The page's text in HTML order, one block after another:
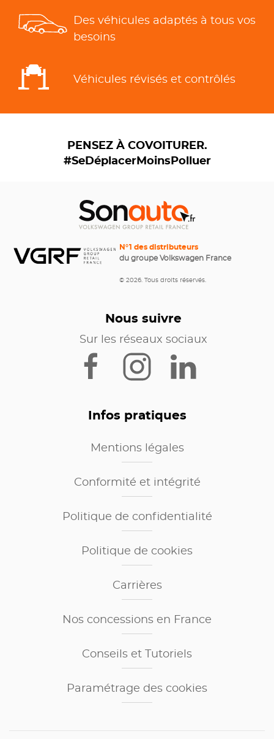
Des véhicules adaptés à tous vos
besoins
Véhicules révisés et contrôlés
PENSEZ À COVOITURER.
#SeDéplacerMoinsPolluer
N°1 des distributeurs
du groupe Volkswagen France
© 2026. Tous droits réservés.
Nous suivre
Sur les réseaux sociaux
Infos pratiques
Mentions légales
Conformité et intégrité
Politique de confidentialité
Politique de cookies
Carrières
Nos concessions en France
Conseils et Tutoriels
Paramétrage des cookies